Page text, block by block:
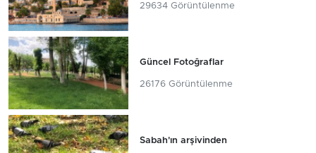
29634 Görüntülenme
Güncel Fotoğraflar
26176 Görüntülenme
Sabah'ın arşivinden